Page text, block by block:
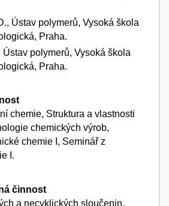
Ústav polymerů, Vysoká škola
Praha.
Ústav polymerů, Vysoká škola
Praha.
chemie, Struktura a vlastnosti
chemických výrob,
chemie I, Seminář z
I.
činnost
a necyklických sloučenin,